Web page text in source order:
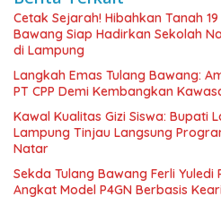
Cetak Sejarah! Hibahkan Tanah
Bawang Siap Hadirkan Sekolah
di Lampung
Langkah Emas Tulang Bawang:
PT CPP Demi Kembangkan
Kawal Kualitas Gizi Siswa: Bupati
Lampung Tinjau Langsung
Natar
Sekda Tulang Bawang Ferli Yuledi
Angkat Model P4GN Berbasis